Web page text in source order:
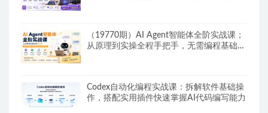
（19770期）AI Agent智能体全阶实战课；
从原理到实操全程手把手，无需编程基础也
Codex自动化编程实战课：拆解软件基础操
作，搭配实用插件快速掌握AI代码编写能力